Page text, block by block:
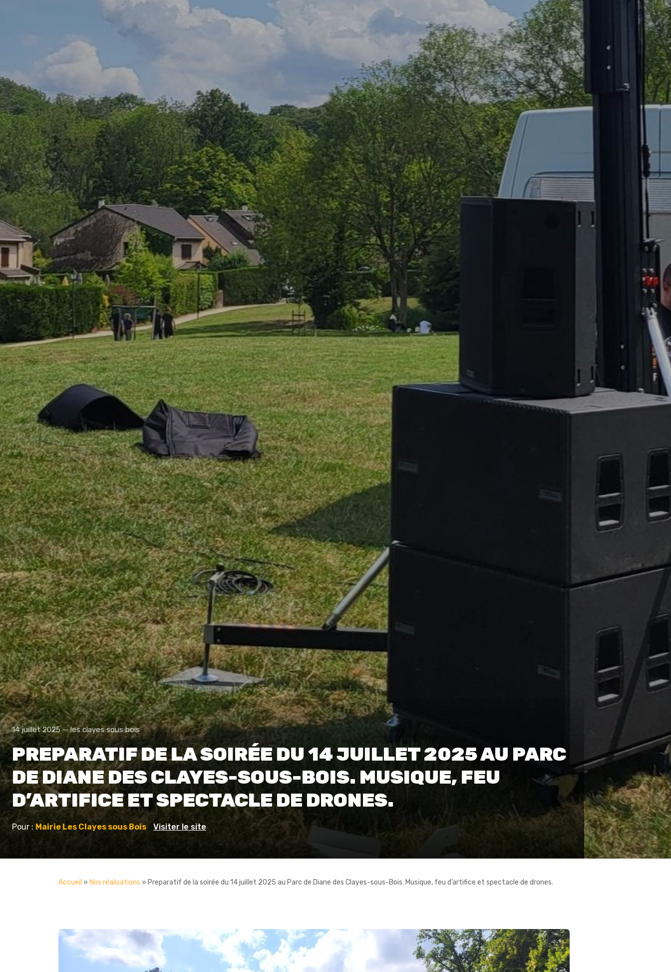
14 juillet 2025 — les clayes sous bois
PREPARATIF DE LA SOIRÉE DU 14 JUILLET 2025 AU PARC
DE DIANE DES CLAYES-SOUS-BOIS. MUSIQUE, FEU
D’ARTIFICE ET SPECTACLE DE DRONES.
Pour : Mairie Les Clayes sous Bois Visiter le site
Accueil » Nos réalisations » Preparatif de la soirée du 14 juillet 2025 au Parc de Diane des Clayes-sous-Bois. Musique, feu d’artifice et spectacle de drones.